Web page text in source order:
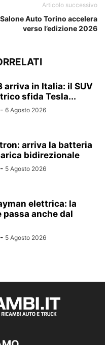
Articolo successivo
Salone Auto Torino accelera
verso l’edizione 2026
arriva in Italia: il SUV
sfida Tesla...
- 6 Agosto 2026
arriva la batteria
bidirezionale
- 5 Agosto 2026
elettrica: la
passa anche dal
- 5 Agosto 2026